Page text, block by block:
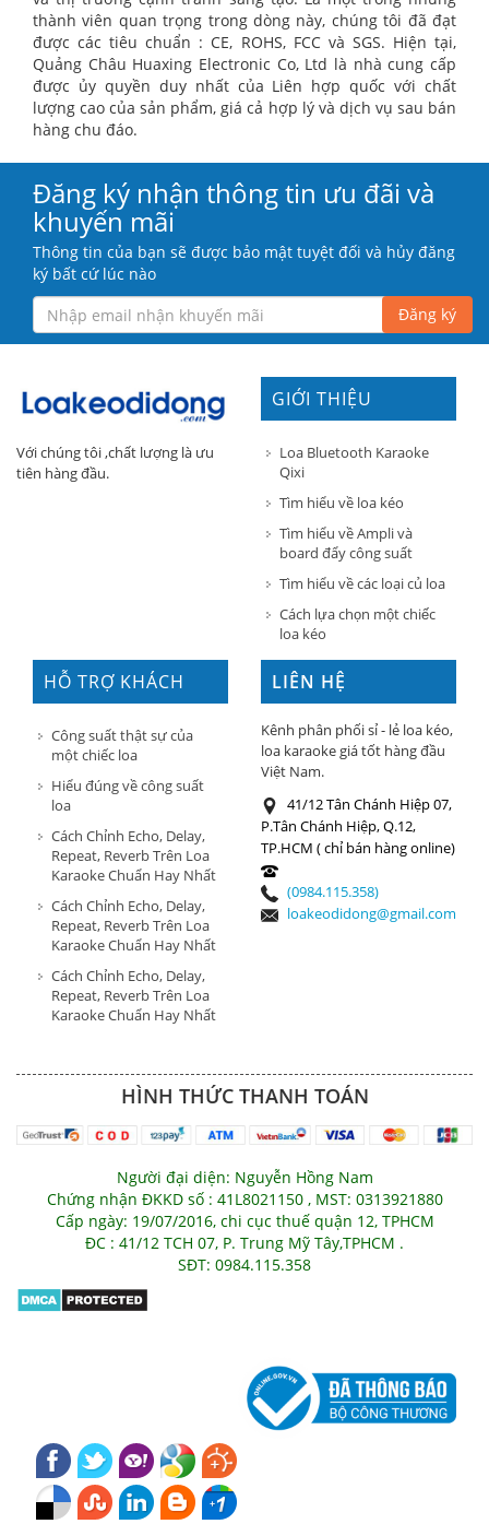
thành viên quan trọng trong dòng này, chúng tôi đã đạt
được các tiêu chuẩn : CE, ROHS, FCC và SGS. Hiện tại,
Quảng Châu Huaxing Electronic Co, Ltd là nhà cung cấp
được ủy quyền duy nhất của Liên hợp quốc với chất
lượng cao của sản phẩm, giá cả hợp lý và dịch vụ sau bán
hàng chu đáo.
Đăng ký nhận thông tin ưu đãi và
khuyến mãi
Thông tin của bạn sẽ được bảo mật tuyệt đối và hủy đăng
ký bất cứ lúc nào
Đăng ký
Với chúng tôi ,chất lượng là ưu
tiên hàng đầu.
GIỚI THIỆU
Loa Bluetooth Karaoke
Qixi
Tìm hiểu về loa kéo
Tìm hiểu về Ampli và
board đẩy công suất
Tìm hiểu về các loại củ loa
Cách lựa chọn một chiếc
loa kéo
HỖ TRỢ KHÁCH
HÀNG
Công suất thật sự của
một chiếc loa
Hiểu đúng về công suất
loa
Cách Chỉnh Echo, Delay,
Repeat, Reverb Trên Loa
Karaoke Chuẩn Hay Nhất
Cách Chỉnh Echo, Delay,
Repeat, Reverb Trên Loa
Karaoke Chuẩn Hay Nhất
Cách Chỉnh Echo, Delay,
Repeat, Reverb Trên Loa
Karaoke Chuẩn Hay Nhất
LIÊN HỆ
Kênh phân phối sỉ - lẻ loa kéo,
loa karaoke giá tốt hàng đầu
Việt Nam.
41/12 Tân Chánh Hiệp 07,
P.Tân Chánh Hiệp, Q.12,
TP.HCM ( chỉ bán hàng online)
(0984.115.358)
loakeodidong@gmail.com
HÌNH THỨC THANH TOÁN
Người đại diện: Nguyễn Hồng Nam
Chứng nhận ĐKKD số : 41L8021150 , MST: 0313921880
Cấp ngày: 19/07/2016, chi cục thuế quận 12, TPHCM
ĐC : 41/12 TCH 07, P. Trung Mỹ Tây,TPHCM .
SĐT: 0984.115.358